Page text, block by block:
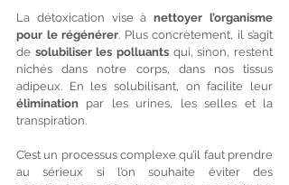
La détoxication vise à nettoyer l’organisme
pour le régénérer. Plus concrètement, il s’agit
de solubiliser les polluants qui, sinon, restent
nichés dans notre corps, dans nos tissus
élimination par les urines, les selles et la
transpiration.
C’est un processus complexe qu’il faut prendre
au sérieux si l’on souhaite éviter des